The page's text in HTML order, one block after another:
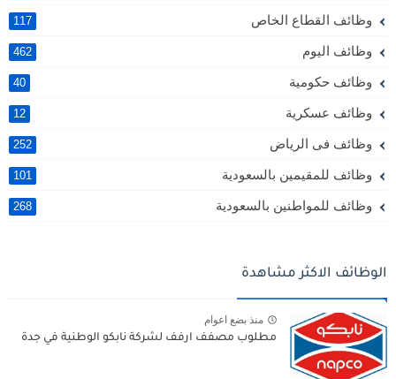
وظائف القطاع الخاص 117
وظائف اليوم 462
وظائف حكومية 40
وظائف عسكرية 12
وظائف فى الرياض 252
وظائف للمقيمين بالسعودية 101
وظائف للمواطنين بالسعودية 268
الوظائف الاكثر مشاهدة
منذ بضع اعوام
مطلوب مصفف ارفف لشركة نابكو الوطنية في جدة